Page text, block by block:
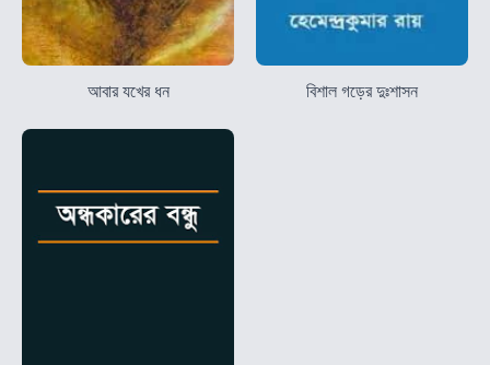
আবার যখের ধন বিশাল গড়ের দুঃশাসন